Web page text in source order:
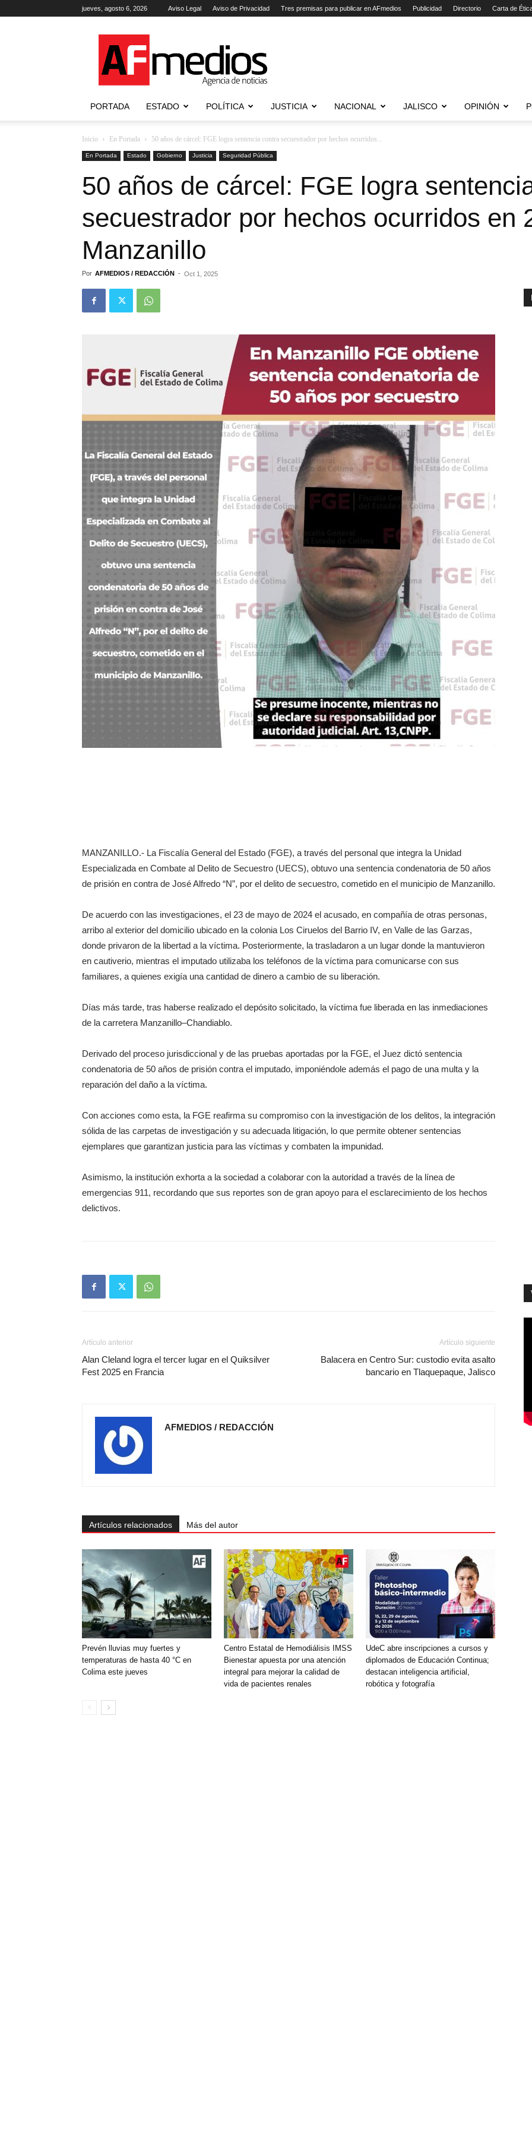
jueves, agosto 6, 2026 Aviso Legal Aviso de Privacidad Tres premisas para publicar en AFmedios Publicidad Directorio Carta de
Agencia
de
Noticias
PORTADA ESTADO POLÍTICA JUSTICIA NACIONAL JALISCO OPINIÓN
Inicio En Portada 50 años de cárcel: FGE logra sentencia contra secuestrador por hechos ocurridos...
En Portada Estado Gobierno Justicia Seguridad Pública
50 años de cárcel: FGE logra
secuestrador por hechos ocurridos en
Manzanillo
Por AFMEDIOS / REDACCIÓN - Oct 1, 2025
MANZANILLO.- La Fiscalía General del Estado (FGE), a través del personal que integra la Unidad
Especializada en Combate al Delito de Secuestro (UECS), obtuvo una sentencia condenatoria de 50 años
de prisión en contra de José Alfredo “N”, por el delito de secuestro, cometido en el municipio de Manzanillo.
De acuerdo con las investigaciones, el 23 de mayo de 2024 el acusado, en compañía de otras personas,
arribo al exterior del domicilio ubicado en la colonia Los Ciruelos del Barrio IV, en Valle de las Garzas,
donde privaron de la libertad a la víctima. Posteriormente, la trasladaron a un lugar donde la mantuvieron
en cautiverio, mientras el imputado utilizaba los teléfonos de la víctima para comunicarse con sus
familiares, a quienes exigía una cantidad de dinero a cambio de su liberación.
Días más tarde, tras haberse realizado el depósito solicitado, la víctima fue liberada en las inmediaciones
de la carretera Manzanillo–Chandiablo.
Derivado del proceso jurisdiccional y de las pruebas aportadas por la FGE, el Juez dictó sentencia
condenatoria de 50 años de prisión contra el imputado, imponiéndole además el pago de una multa y la
reparación del daño a la víctima.
Con acciones como esta, la FGE reafirma su compromiso con la investigación de los delitos, la integración
sólida de las carpetas de investigación y su adecuada litigación, lo que permite obtener sentencias
ejemplares que garantizan justicia para las víctimas y combaten la impunidad.
Asimismo, la institución exhorta a la sociedad a colaborar con la autoridad a través de la línea de
emergencias 911, recordando que sus reportes son de gran apoyo para el esclarecimiento de los hechos
delictivos.
Artículo anterior
Alan Cleland logra el tercer lugar en el Quiksilver
Fest 2025 en Francia
Artículo siguiente
Balacera en Centro Sur: custodio evita asalto
bancario en Tlaquepaque, Jalisco
AFMEDIOS / REDACCIÓN
Artículos relacionados Más del autor
Prevén lluvias muy fuertes y
temperaturas de hasta 40 °C en
Colima este jueves
Centro Estatal de Hemodiálisis IMSS
Bienestar apuesta por una atención
integral para mejorar la calidad de
vida de pacientes renales
UdeC abre inscripciones a cursos y
diplomados de Educación Continua;
destacan inteligencia artificial,
robótica y fotografía